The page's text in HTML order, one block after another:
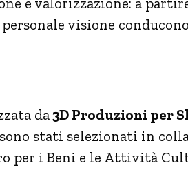
visione
da 3D Produzioni per
stati selezionati in
per i Beni e le Attività